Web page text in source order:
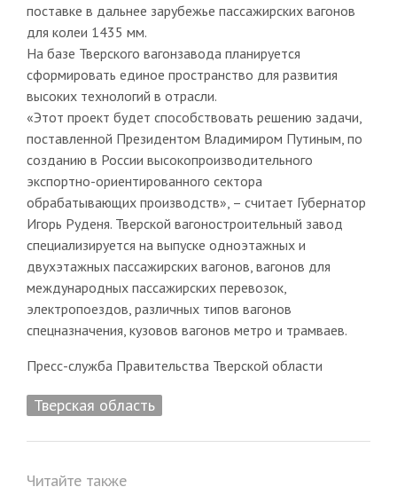
поставке в дальнее зарубежье пассажирских вагонов
для колеи 1435 мм.
На базе Тверского вагонзавода планируется
сформировать единое пространство для развития
высоких технологий в отрасли.
«Этот проект будет способствовать решению задачи,
поставленной Президентом Владимиром Путиным, по
созданию в России высокопроизводительного
экспортно-ориентированного сектора
обрабатывающих производств», – считает Губернатор
Игорь Руденя. Тверской вагоностроительный завод
специализируется на выпуске одноэтажных и
двухэтажных пассажирских вагонов, вагонов для
международных пассажирских перевозок,
электропоездов, различных типов вагонов
спецназначения, кузовов вагонов метро и трамваев.
Пресс-служба Правительства Тверской области
Тверская область
Читайте также